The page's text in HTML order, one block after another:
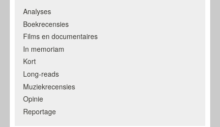
Analyses
Boekrecensies
Films en documentaires
In memoriam
Kort
Long-reads
Muziekrecensies
Opinie
Reportage